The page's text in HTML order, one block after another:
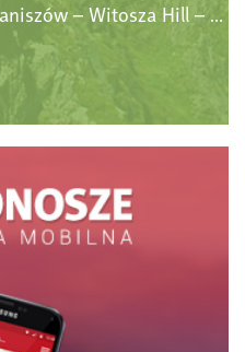
Jelenia Góra – Staniszów – Witosza Hill – Krzyżowa Hill – Mysłakowice